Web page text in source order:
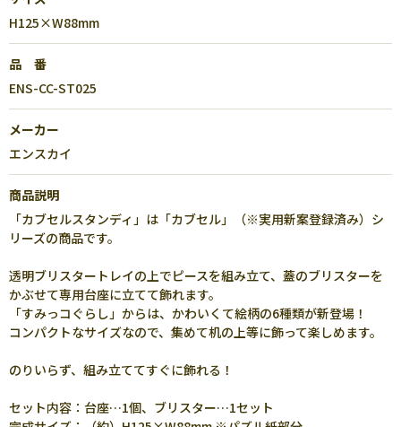
H125×W88mm
品 番
ENS-CC-ST025
メーカー
エンスカイ
商品説明
「カブセルスタンディ」は「カブセル」（※実用新案登録済み）シ
リーズの商品です。
透明ブリスタートレイの上でピースを組み立て、蓋のブリスターを
かぶせて専用台座に立てて飾れます。
「すみっコぐらし」からは、かわいくて絵柄の6種類が新登場！
コンパクトなサイズなので、集めて机の上等に飾って楽しめます。
のりいらず、組み立ててすぐに飾れる！
セット内容：台座…1個、ブリスター…1セット